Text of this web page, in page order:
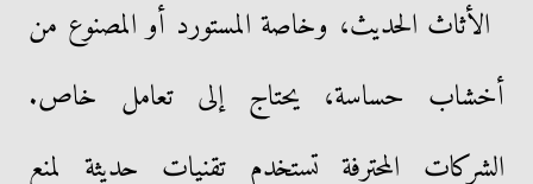
الأثاث الحديث، وخاصة المستورد أو المصنوع من
أخشاب حساسة، يحتاج إلى تعامل خاص.
الشركات المحترفة تستخدم تقنيات حديثة لمنع